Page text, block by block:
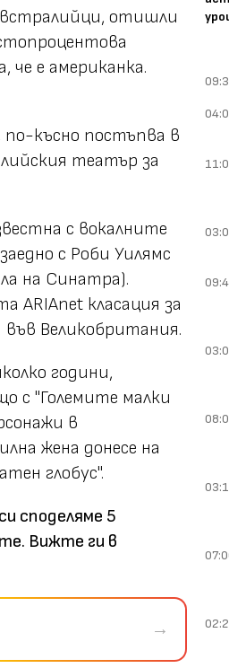
отишли
че е американка.
по-късно постъпва в
театър за
с вокалните
с Роби Уилямс
на Синатра).
ARIAnet класация за
във Великобритания.
години,
с "Големите малки
в
жена донесе на
глобус".
споделяме 5
Вижте ги в
→